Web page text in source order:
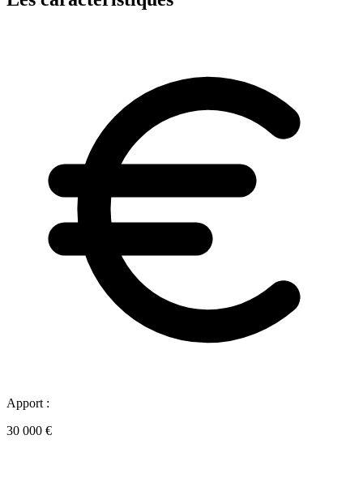
Apport :
30 000 €